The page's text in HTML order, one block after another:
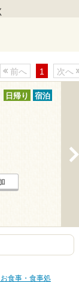
前へ 1 次へ
日帰り 宿泊
食事・食事処